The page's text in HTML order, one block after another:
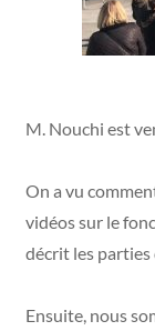
M. Nouchi est
On a vu
vidéos sur le
décrit les parties
Ensuite, nous